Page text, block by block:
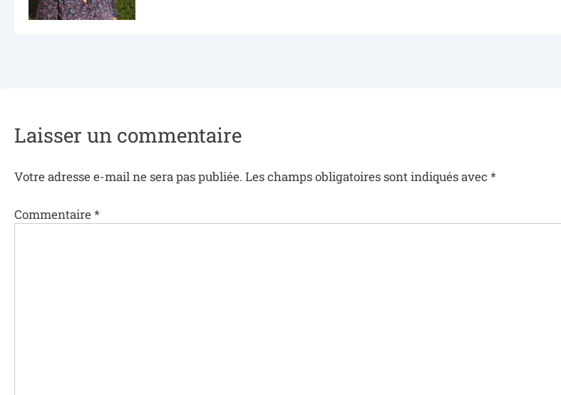
Laisser un commentaire
Votre adresse e-mail ne sera pas publiée. Les champs obligatoires sont indiqués avec *
Commentaire*